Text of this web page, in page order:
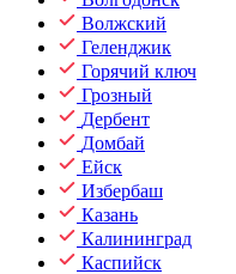
Волжский
Геленджик
Горячий ключ
Грозный
Дербент
Домбай
Ейск
Избербаш
Казань
Калининград
Каспийск